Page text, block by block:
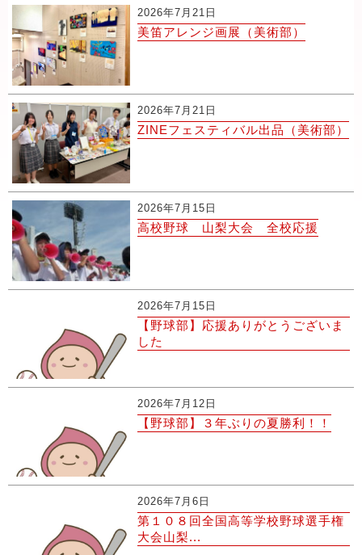
2026年7月21日
美笛アレンジ画展（美術部）
2026年7月21日
ZINEフェスティバル出品（美術部）
2026年7月15日
高校野球 山梨大会 全校応援
2026年7月15日
【野球部】応援ありがとうございま
した
2026年7月12日
【野球部】３年ぶりの夏勝利！！
2026年7月6日
第１０８回全国高等学校野球選手権
大会山梨...